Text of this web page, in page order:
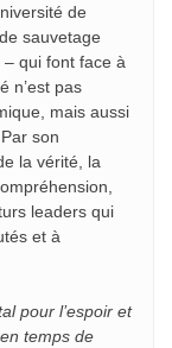
de
sauvetage
qui font face à
n’est pas
mais aussi
son
la vérité, la
leaders qui
et à
pour l’espoir et
temps de